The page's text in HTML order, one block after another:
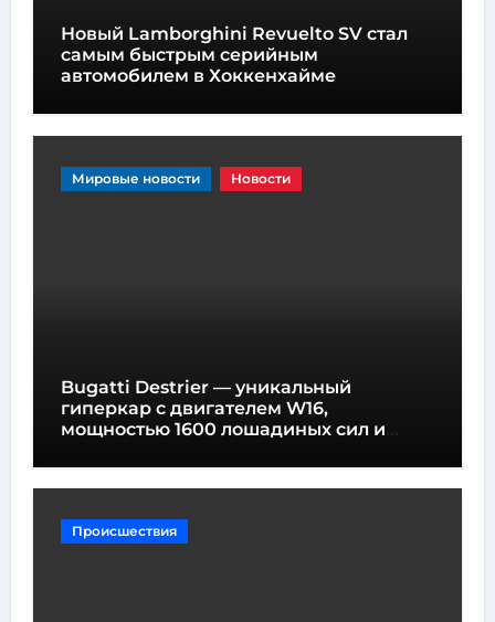
Новый Lamborghini Revuelto SV стал
самым быстрым серийным
автомобилем в Хоккенхайме
Мировые новости Новости
Bugatti Destrier — уникальный
гиперкар с двигателем W16,
мощностью 1600 лошадиных сил и
Происшествия